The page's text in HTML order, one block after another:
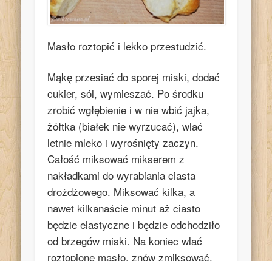
Masło roztopić i lekko przestudzić.
Mąkę przesiać do sporej miski, dodać
cukier, sól, wymieszać. Po środku
zrobić wgłębienie i w nie wbić jajka,
żółtka (białek nie wyrzucać), wlać
letnie mleko i wyrośnięty zaczyn.
Całość miksować mikserem z
nakładkami do wyrabiania ciasta
drożdżowego. Miksować kilka, a
nawet kilkanaście minut aż ciasto
będzie elastyczne i będzie odchodziło
od brzegów miski. Na koniec wlać
roztopione masło, znów zmiksować.